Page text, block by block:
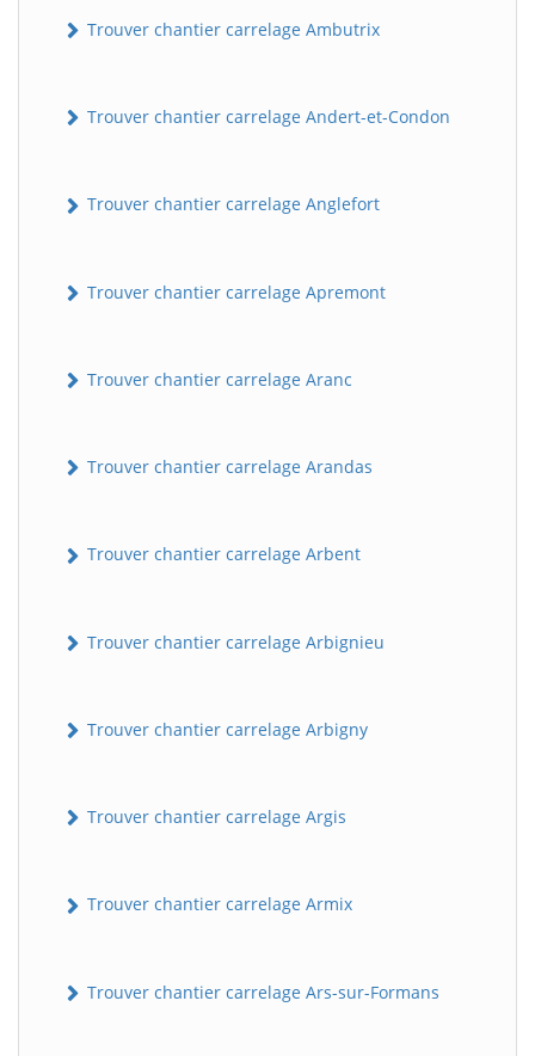
Trouver chantier carrelage Ambutrix
Trouver chantier carrelage Andert-et-Condon
Trouver chantier carrelage Anglefort
Trouver chantier carrelage Apremont
Trouver chantier carrelage Aranc
Trouver chantier carrelage Arandas
Trouver chantier carrelage Arbent
Trouver chantier carrelage Arbignieu
Trouver chantier carrelage Arbigny
Trouver chantier carrelage Argis
Trouver chantier carrelage Armix
Trouver chantier carrelage Ars-sur-Formans